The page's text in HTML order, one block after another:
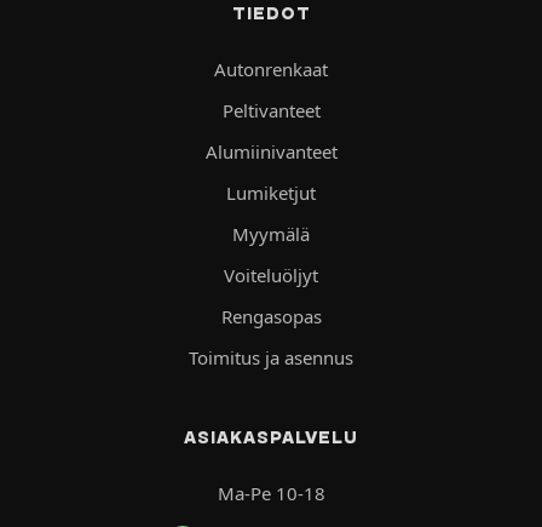
TIEDOT
Autonrenkaat
Peltivanteet
Alumiinivanteet
Lumiketjut
Myymälä
Voiteluöljyt
Rengasopas
Toimitus ja asennus
ASIAKASPALVELU
Ma-Pe 10-18